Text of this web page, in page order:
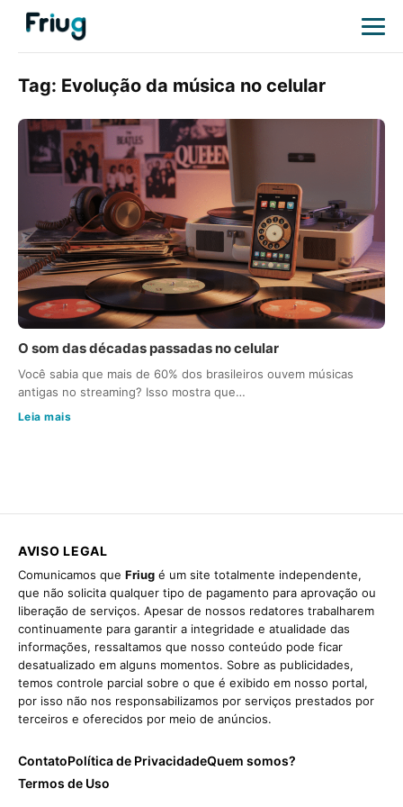
Tag: Evolução da música no celular
O som das décadas passadas no celular
Você sabia que mais de 60% dos brasileiros ouvem músicas
antigas no streaming? Isso mostra que…
Leia mais
AVISO LEGAL
Comunicamos que Friug é um site totalmente independente,
que não solicita qualquer tipo de pagamento para aprovação ou
liberação de serviços. Apesar de nossos redatores trabalharem
continuamente para garantir a integridade e atualidade das
informações, ressaltamos que nosso conteúdo pode ficar
desatualizado em alguns momentos. Sobre as publicidades,
temos controle parcial sobre o que é exibido em nosso portal,
por isso não nos responsabilizamos por serviços prestados por
terceiros e oferecidos por meio de anúncios.
ContatoPolítica de PrivacidadeQuem somos?
Termos de Uso